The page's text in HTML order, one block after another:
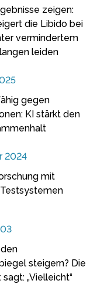
zeigen:
die Libido bei
vermindertem
leiden
gegen
KI stärkt den
2024
mit
steigern? Die
„Vielleicht“